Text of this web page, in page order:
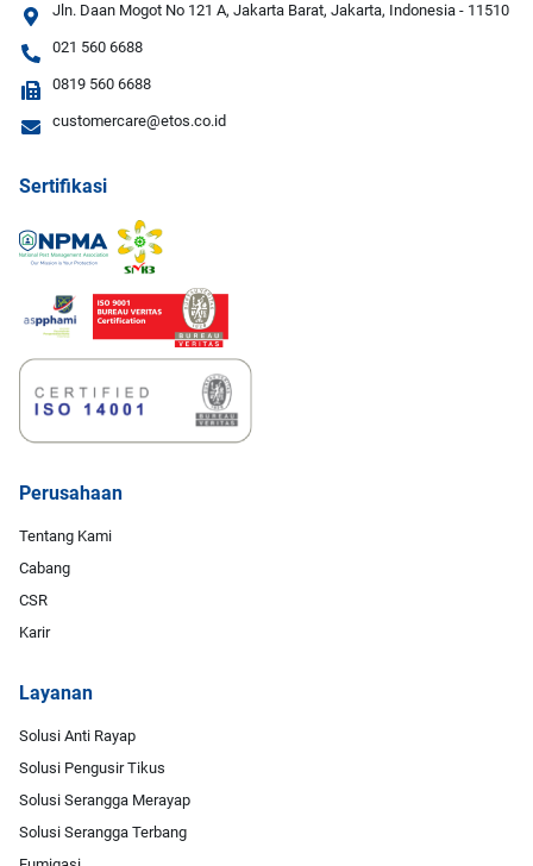
Jln. Daan Mogot No 121 A, Jakarta Barat, Jakarta, Indonesia - 11510
021 560 6688
0819 560 6688
customercare@etos.co.id
Sertifikasi
Perusahaan
Tentang Kami
Cabang
CSR
Karir
Layanan
Solusi Anti Rayap
Solusi Pengusir Tikus
Solusi Serangga Merayap
Solusi Serangga Terbang